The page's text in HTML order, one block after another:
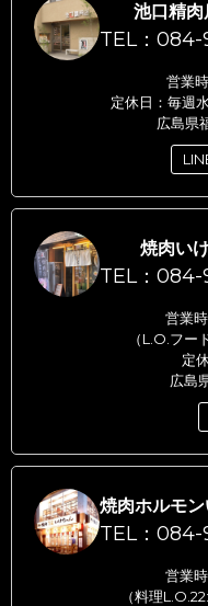
池口精肉
TEL：
営業
定休日：毎週
広島県
焼肉い
TEL：084-
営業
（L.O.フー
定
広島
焼肉ホルモ
TEL：
営業
（料理